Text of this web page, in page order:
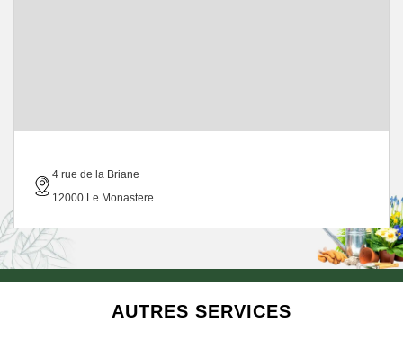
4 rue de la Briane
12000 Le Monastere
AUTRES SERVICES